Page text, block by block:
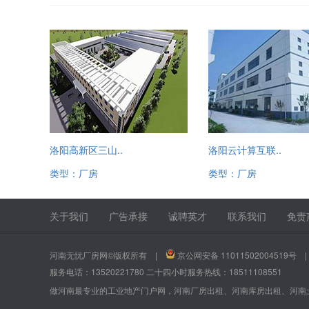
洛阳高新区三山..
类型：厂房
13520221780
洛阳云计算互联..
类型：厂房
13520221780
关于我们
广告承接 诚聘英才 联系我们 免
河南无忧厂房网©版权所有 | 京公网安备 11011502004519号
服务电话：13520221780 二十四小时服务热线：18511108551
做河南最专业的工业地产门户网，河南厂房出租、河南库房出租、河